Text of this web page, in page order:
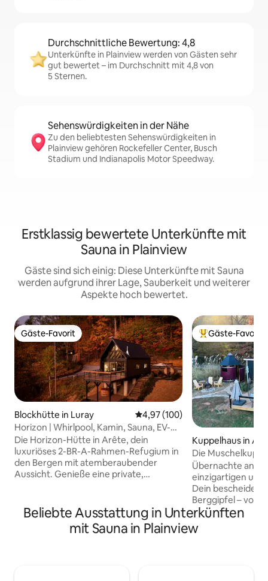
Durchschnittliche Bewertung: 4,8
Unterkünfte in Plainview werden von Gästen sehr
gut bewertet – im Durchschnitt mit 4,8 von
5 Sternen.
Sehenswürdigkeiten in der Nähe
Zu den beliebtesten Sehenswürdigkeiten in
Plainview gehören Rockefeller Center, Busch
Stadium und Indianapolis Motor Speedway.
Erstklassig bewertete Unterkünfte mit
Sauna in Plainview
Gäste sind sich einig: Diese Unterkünfte mit Sauna
werden aufgrund ihrer Lage, Sauberkeit und weiterer
Aspekte hoch bewertet.
Gäste-Favorit
Gäste-Favorit
Blockhütte in Luray Durchschnittliche Bewertung:
4,97 (100)
Horizon | Whirlpool, Kamin, Sauna, EV-
Steckdose
Die Horizon-Hütte in Arête, dein
luxuriöses 2-BR-A-Rahmen-Refugium in
den Bergen mit atemberaubender
Aussicht. Genieße eine private,
Dampfsauna für ultimative
Entspannung. Im Inneren bietet das vom
Spa inspirierte Badezimmer beheizte
Beliebter Gäste-
Gäste-Favorit
Kuppelhaus in
Die
Übernachte an
einzigartigen und
Dein
Berggipfel –
von Freunden
künstlerischem
Beliebte Ausstattung in Unterkünften
mit Sauna in Plainview